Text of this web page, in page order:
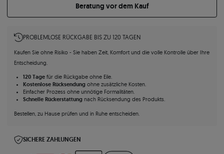
Beratung vor dem Kauf
PROBLEMLOSE RÜCKGABE BIS ZU 120 TAGEN
Kaufen Sie ohne Risiko - Sie haben Zeit, Komfort und die volle Kontrolle über Ihre
Entscheidung.
120 Tagefür die Rückgabe ohne Eile.
Kostenlose Rücksendungohne zusätzliche Kosten.
Einfacher Prozess ohne unnötige Formalitäten.
Schnelle Rückerstattungnach Rücksendung des Produkts.
Bestellen, zu Hause prüfen und in Ruhe entscheiden.
SICHERE ZAHLUNGEN